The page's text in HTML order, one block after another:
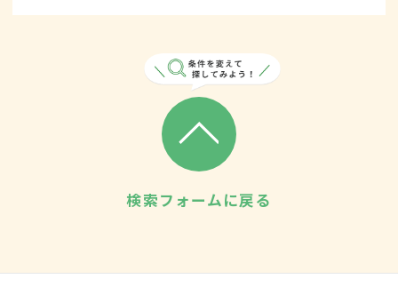
検索フォームに戻る